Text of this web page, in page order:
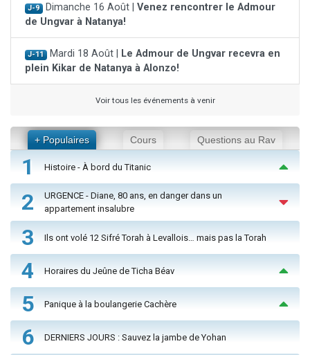
J-9 Dimanche 16 Août | Venez rencontrer le Admour
de Ungvar à Natanya!
J-11 Mardi 18 Août |
Le Admour de Ungvar recevra en
plein Kikar de Natanya à Alonzo!
Voir tous les événements à venir
+ Populaires Cours Questions au Rav
1 Histoire - À bord du Titanic
2
URGENCE - Diane, 80 ans, en danger dans un
appartement insalubre
3 Ils ont volé 12 Sifré Torah à Levallois… mais pas la Torah
4 Horaires du Jeûne de Ticha Béav
5 Panique à la boulangerie Cachère
6 DERNIERS JOURS : Sauvez la jambe de Yohan